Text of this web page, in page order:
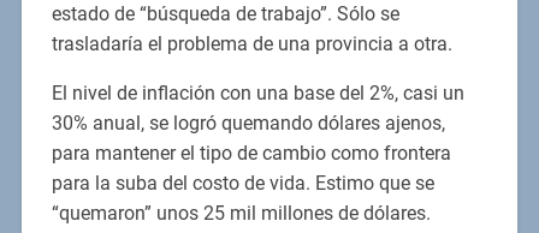
estado de “búsqueda de trabajo”. Sólo se
trasladaría el problema de una provincia a otra.
El nivel de inflación con una base del 2%, casi un
30% anual, se logró quemando dólares ajenos,
para mantener el tipo de cambio como frontera
para la suba del costo de vida. Estimo que se
“quemaron” unos 25 mil millones de dólares.